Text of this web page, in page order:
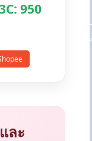
950
ละ